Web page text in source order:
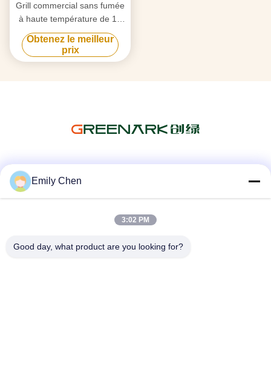
Grill commercial sans fumée
à haute température de 15
kW
Obtenez le meilleur
prix
Emily Chen
3:02 PM
Good day, what product are you looking for?